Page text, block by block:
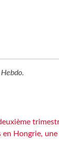
Hebdo.
en Hongrie,